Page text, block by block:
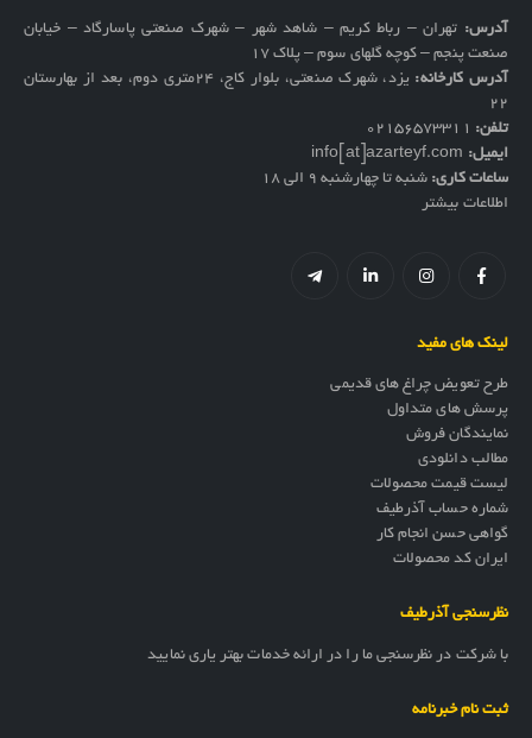
آدرس: تهران – رباط کریم – شاهد شهر – شهرک صنعتی پاسارگاد – خیابان
صنعت پنجم – کوچه گلهای سوم – پلاک 17
آدرس کارخانه:
یزد، شهرک صنعتی، بلوار کاج، ۲۴متری دوم، بعد از بهارستان
۲۲
تلفن: 02156573311
ایمیل: info[at]azarteyf.com
ساعات کاری: شنبه تا چهارشنبه 9 الی 18
اطلاعات بیشتر
لینک های مفید
طرح تعویض چراغ های قدیمی
پرسش های متداول
نمایندگان فروش
مطالب دانلودی
لیست قیمت محصولات
شماره حساب آذرطیف
گواهی حسن انجام کار
ایران کد محصولات
نظرسنجی آذرطیف
با شرکت در نظرسنجی ما را در ارائه خدمات بهتر یاری نمایید
ثبت نام خبرنامه